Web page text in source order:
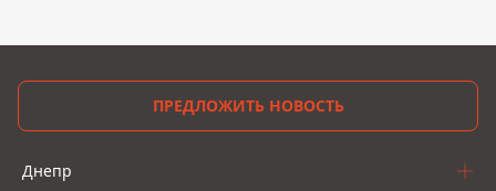
ПРЕДЛОЖИТЬ НОВОСТЬ
Днепр